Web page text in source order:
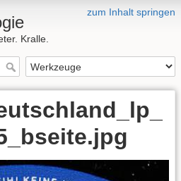
zum Inhalt springen
Kralle.